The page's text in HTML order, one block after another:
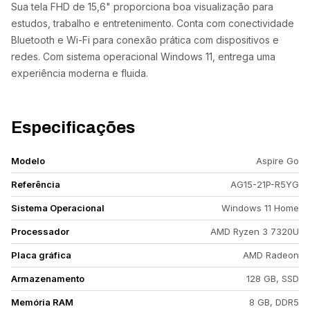
Sua tela FHD de 15,6" proporciona boa visualização para
estudos, trabalho e entretenimento. Conta com conectividade
Bluetooth e Wi-Fi para conexão prática com dispositivos e
redes. Com sistema operacional Windows 11, entrega uma
experiência moderna e fluida.
Especificações
Modelo Aspire Go
Referência AG15-21P-R5YG
Sistema Operacional Windows 11 Home
Processador AMD Ryzen 3 7320U
Placa gráfica AMD Radeon
Armazenamento 128 GB, SSD
Memória RAM 8 GB, DDR5